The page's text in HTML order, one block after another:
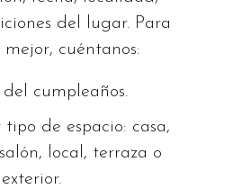
del lugar. Para
cuéntanos:
del cumpleaños.
de espacio: casa,
local, terraza o
exterior.